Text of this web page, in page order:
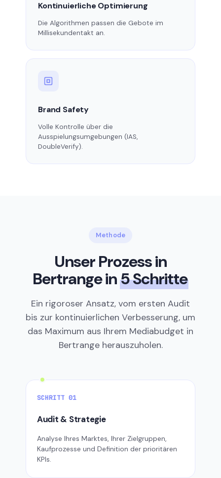
Kontinuierliche Optimierung
Die Algorithmen passen die Gebote im
Millisekundentakt an.
Brand Safety
Volle Kontrolle über die
Ausspielungsumgebungen (IAS,
DoubleVerify).
Methode
Unser Prozess in
Bertrange in5 Schritte
Ein rigoroser Ansatz, vom ersten Audit
bis zur kontinuierlichen Verbesserung, um
das Maximum aus Ihrem Mediabudget in
Bertrange herauszuholen.
SCHRITT 01
Audit & Strategie
Analyse Ihres Marktes, Ihrer Zielgruppen,
Kaufprozesse und Definition der prioritären
KPIs.